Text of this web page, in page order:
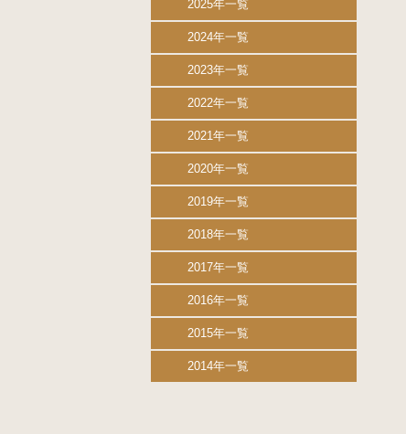
2025年一覧
2024年一覧
2023年一覧
2022年一覧
2021年一覧
2020年一覧
2019年一覧
2018年一覧
2017年一覧
2016年一覧
2015年一覧
2014年一覧